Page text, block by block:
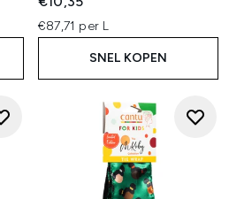
€87,71 per L
SNEL KOPEN